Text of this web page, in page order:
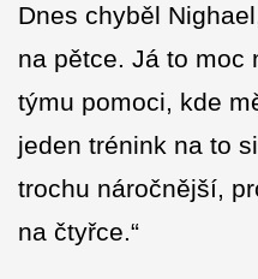
Dnes chyběl
na pětce. Já to moc
týmu pomoci, kde
jeden trénink na to
trochu náročnější,
na čtyřce.“